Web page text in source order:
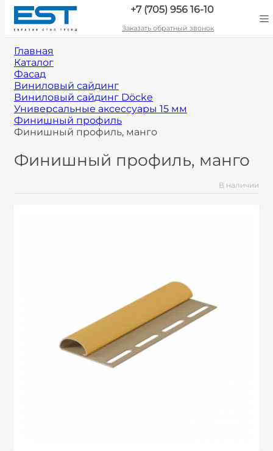
+7 (705) 956 16-10
Заказать обратный звонок
Главная
Каталог
Фасад
Виниловый сайдинг
Виниловый сайдинг Döcke
Универсальные аксессуары 15 мм
Финишный профиль
Финишный профиль, манго
Финишный профиль, манго
В наличии